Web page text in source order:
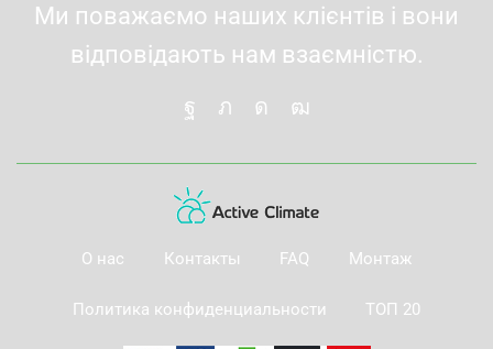
Ми поважаємо наших клієнтів і вони
відповідають нам взаємністю.
О нас Контакты FAQ Монтаж
Политика конфиденциальности ТОП 20